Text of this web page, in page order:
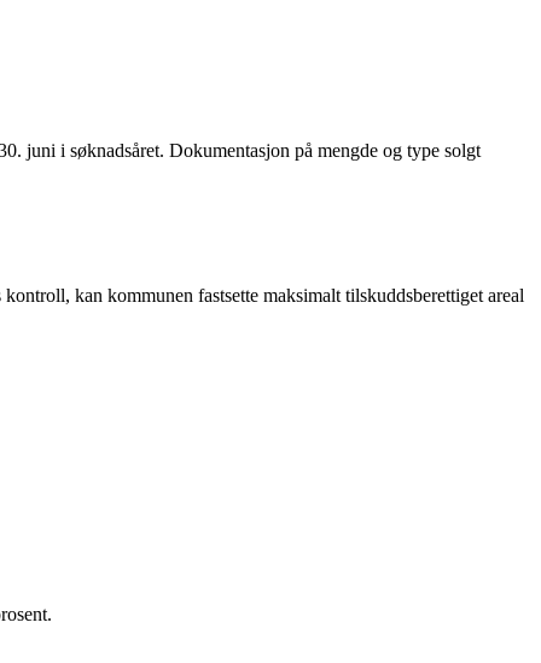
juni i søknadsåret. Dokumentasjon på mengde og type solgt
kan kommunen fastsette maksimalt tilskuddsberettiget areal